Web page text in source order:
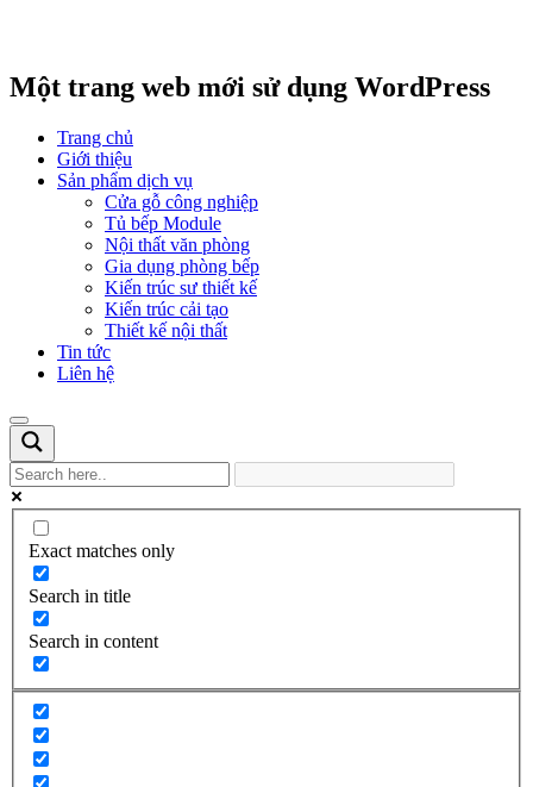
Một trang web mới sử dụng WordPress
Trang chủ
Giới thiệu
Sản phẩm dịch vụ
Cửa gỗ công nghiệp
Tủ bếp Module
Nội thất văn phòng
Gia dụng phòng bếp
Kiến trúc sư thiết kế
Kiến trúc cải tạo
Thiết kế nội thất
Tin tức
Liên hệ
Exact matches only
Search in title
Search in content